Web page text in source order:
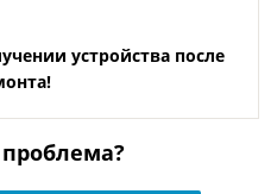
устройства после